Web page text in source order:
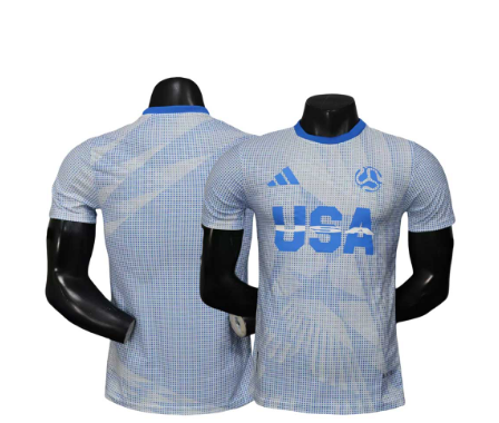
si
môžete
vybrať
na
stránke
produktu.